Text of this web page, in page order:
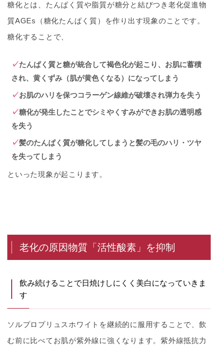
糖化とは、たんぱく質や脂質が糖分と結びつき老化促進物
質AGEs（糖化たんぱく質）を作り出す現象のことです。
糖化することで、
たんぱく質と糖が統合して褐色化が起こり、お肌に蓄積
され、黄くずみ（肌が黄色くなる）になってしまう
お肌のハリを保つコラーゲン線維が破壊され弾力を失う
糖化が発生したことでシミやくすみができお肌の透明感
を失う
髪のたんぱく質が糖化してしまうと髪の毛のハリ・ツヤ
を失ってしまう
といった現象が起こります。
老化の原因物質「活性酸素」を抑制
飲み続けることで日焼けしにくく美白になっていきま
す
ソルプロプリュスホワイトを継続的に服用することで、飲
む前に比べてお肌が紫外線に強くなります。紫外線抵抗力